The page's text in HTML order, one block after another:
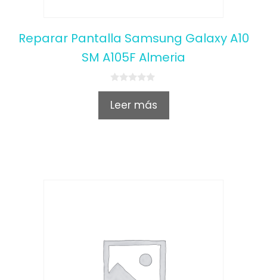
Reparar Pantalla Samsung Galaxy A10
SM A105F Almeria
0
u
Leer más